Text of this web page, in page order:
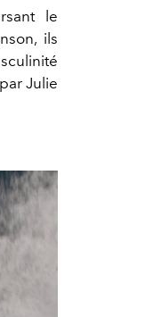
le
ils
Julie